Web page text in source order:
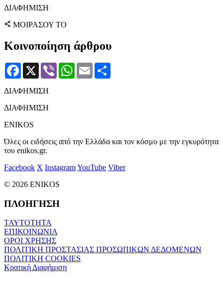
ΔΙΑΦΗΜΙΣΗ
ΜΟΙΡΑΣΟΥ ΤΟ
Κοινοποίηση άρθρου
Facebook
X Viber WhatsApp
Email
ΔΙΑΦΗΜΙΣΗ
ΔΙΑΦΗΜΙΣΗ
ENIKOS
Όλες οι ειδήσεις από την Ελλάδα και τον κόσμο με την εγκυρότητα
του enikos.gr.
Facebook X InstagramYouTube Viber
© 2026 ENIKOS
ΠΛΟΗΓΗΣΗ
ΤΑΥΤΟΤΗΤΑ
ΕΠΙΚΟΙΝΩΝΙΑ
ΟΡΟΙ ΧΡΗΣΗΣ
ΠΟΛΙΤΙΚΗ ΠΡΟΣΤΑΣΙΑΣ ΠΡΟΣΩΠΙΚΩΝ ΔΕΔΟΜΕΝΩΝ
ΠΟΛΙΤΙΚΗ COOKIES
Κρατική Διαφήμιση